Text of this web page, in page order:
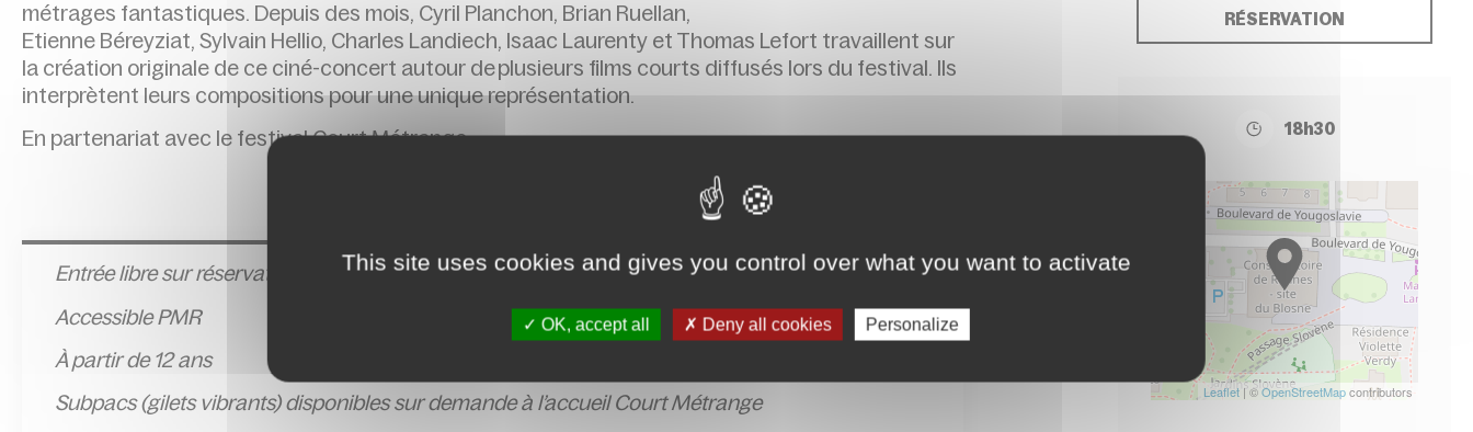
métrages fantastiques. Depuis des mois, Cyril Planchon, Brian Ruellan,
Etienne Béreyziat, Sylvain Hellio, Charles Landiech, Isaac Laurenty et Thomas Lefort travaillent sur
la création originale de ce ciné-concert autour deplusieurs films courts diffusés lors du festival. Ils
interprètent leurs compositionspour une unique représentation.
En partenariat avec le festival Court Métrange
Entrée libre sur réservation : Réserver
Accessible PMR
À partir de 12 ans
Subpacs (gilets vibrants) disponibles sur demande à l’accueil Court Métrange
RÉSERVATION
18h30
Leaflet| ©OpenStreetMapcontributors
This site uses cookies and gives you control over what you want to activate
OK, accept all Deny all cookies Personalize